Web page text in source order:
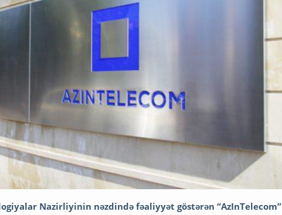
Nazirliyinin nəzdində fəaliyyət göstərən “AzInTelecom”